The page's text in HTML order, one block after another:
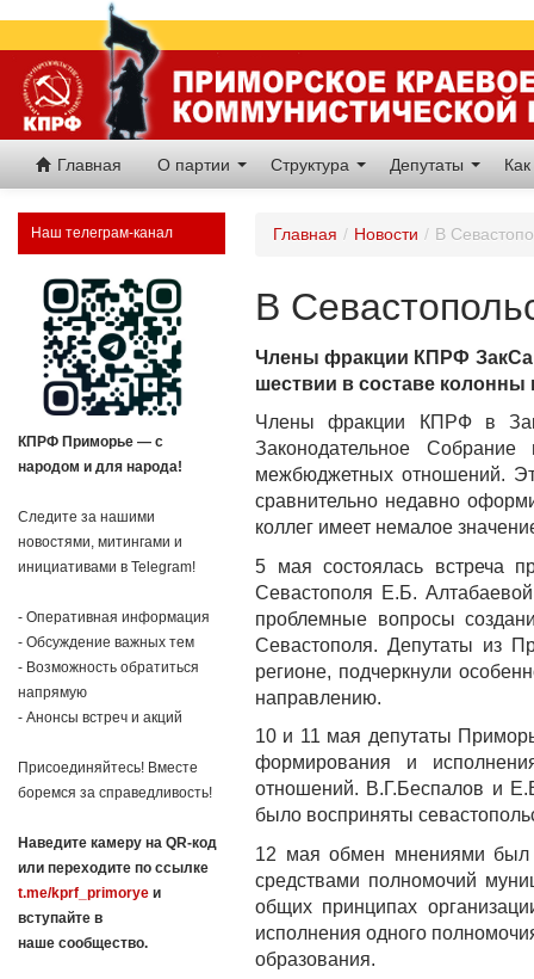
Главная О партии Структура Депутаты
Наш телеграм-канал
КПРФ Приморье — с
народом и для народа!
Следите за нашими
новостями, митингами и
инициативами в Telegram!
- Оперативная информация
- Обсуждение важных тем
- Возможность обратиться
напрямую
- Анонсы встреч и акций
Присоединяйтесь! Вместе
боремся за справедливость!
Наведите камеру на QR-код
или переходите по ссылке
t.me/kprf_primorye и
вступайте в
наше сообщество.
Главная / Новости / В
В
Члены фракции КПРФ ЗакСа
шествии в составе колонны
Члены фракции КПРФ в
Законодательное
межбюджетных отношений.
сравнительно недавно
коллег имеет немалое
5 мая состоялась встреча
Севастополя Е.Б.
проблемные вопросы
Севастополя. Депутаты из
регионе, подчеркнули
направлению.
10 и 11 мая депутаты
формирования и
отношений. В.Г.Беспалов и
было восприняты
12 мая обмен мнениями был
средствами полномочий
общих принципах
исполнения одного
образования.